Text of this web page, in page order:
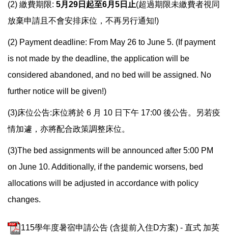
(2) 繳費期限: 5月29日起至6月5日止(超過期限未繳費者視同
放棄申請且不會安排床位，不再另行通知!)
(2) Payment deadline: From May 26 to June 5. (If payment
is not made by the deadline, the application will be
considered abandoned, and no bed will be assigned. No
further notice will be given!)
(3)床位公告:床位將於 6 月 10 日下午 17:00 後公告。另若疫
情加遽，亦將配合政策調整床位。
(3)The bed assignments will be announced after 5:00 PM
on June 10. Additionally, if the pandemic worsens, bed
allocations will be adjusted in accordance with policy
changes.
115學年度暑宿申請公告 (含提前入住D方案) - 直式 加英